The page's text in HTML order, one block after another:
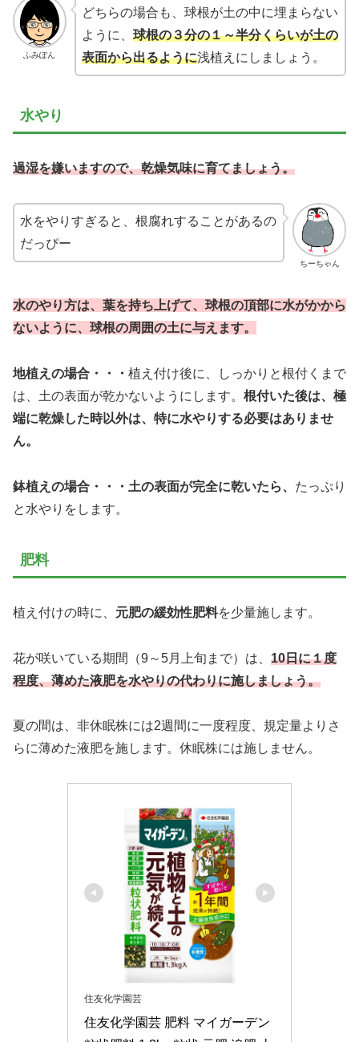
ふみぽん
どちらの場合も、球根が土の中に埋まらない
ように、 球根の３分の１～半分くらいが土の
表面から出るように浅植えにしましょう。
水やり
過湿を嫌いますので、乾燥気味に育てましょう。
ちーちゃん
水をやりすぎると、根腐れすることがあるの
だっぴー
水のやり方は、葉を持ち上げて、球根の頂部に水がかから
ないように、球根の周囲の土に与えます。
地植えの場合・・・ 植え付け後に、しっかりと根付くまで
は、土の表面が乾かないようにします。 根付いた後は、極
端に乾燥した時以外は、特に水やりする必要はありませ
ん。
鉢植えの場合・・・ 土の表面が完全に乾いたら、 たっぷり
と水やりをします。
肥料
植え付けの時に、 元肥の緩効性肥料を少量施します。
花が咲いている期間（9～5月上旬まで）は、 10日に１度
程度、薄めた液肥を水やりの代わりに施しましょう。
夏の間は、非休眠株には2週間に一度程度、規定量よりさ
らに薄めた液肥を施します。休眠株には施しません。
住友化学園芸
住友化学園芸 肥料 マイガーデン